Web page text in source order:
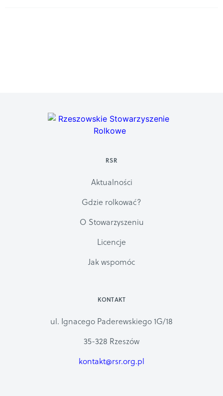
RSR
Aktualności
Gdzie rolkować?
O Stowarzyszeniu
Licencje
Jak wspomóc
KONTAKT
ul. Ignacego Paderewskiego 1G/18
35-328 Rzeszów
kontakt@rsr.org.pl